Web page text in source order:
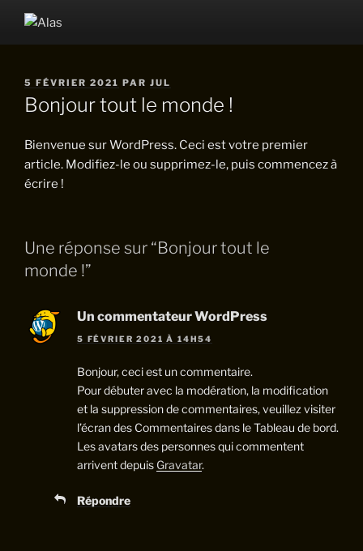
contenuALAS
PUBLIÉ
LE
5 FÉVRIER 2021 PAR JUL
Bonjour tout le monde !
Bienvenue sur WordPress. Ceci est votre premier
article. Modifiez-le ou supprimez-le, puis commencez à
écrire !
Une réponse sur “Bonjour tout le
monde !”
Un commentateur WordPress
5 FÉVRIER 2021 À 14H54
Bonjour, ceci est un commentaire.
Pour débuter avec la modération, la modification
et la suppression de commentaires, veuillez visiter
l’écran des Commentaires dans le Tableau de bord.
Les avatars des personnes qui commentent
arrivent depuis Gravatar.
Répondre